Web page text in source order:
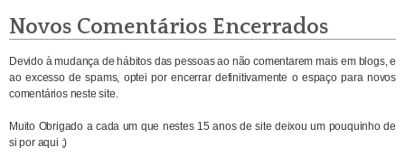
Novos Comentários Encerrados
Devido à mudança de hábitos das pessoas ao não comentarem mais em blogs, e
ao excesso de spams, optei por encerrar definitivamente o espaço para novos
comentários neste site.
Muito Obrigado a cada um que nestes 15 anos de site deixou um pouquinho de
si por aqui ;)